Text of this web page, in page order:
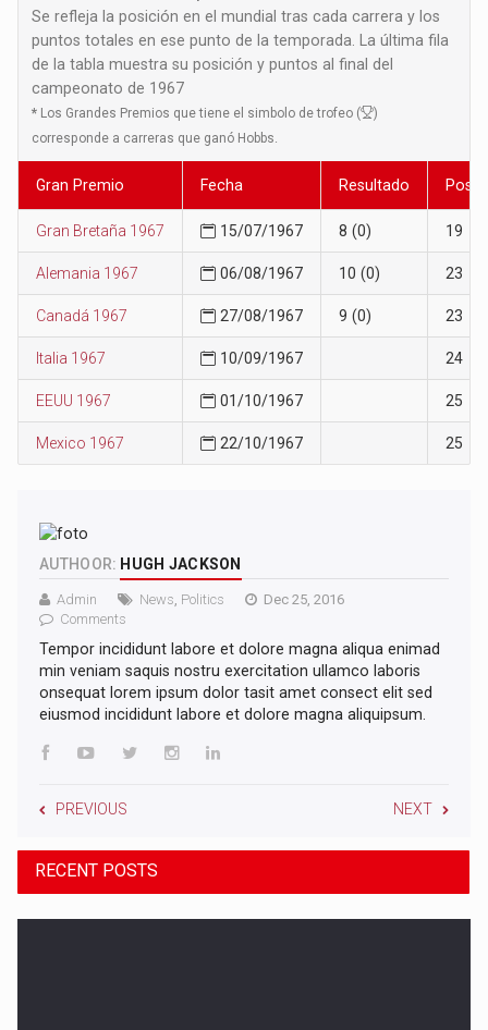
Se refleja la posición en el mundial tras cada carrera y los
puntos totales en ese punto de la temporada. La última fila
de la tabla muestra su posición y puntos al final del
campeonato de 1967
* Los Grandes Premios que tiene el simbolo de trofeo (
)
corresponde a carreras que ganó Hobbs.
Gran Premio Fecha Resultado
Gran Bretaña 1967 15/07/1967 8 (0) 19
Alemania 1967 06/08/1967 10 (0) 23
Canadá 1967 27/08/1967 9 (0) 23
Italia 1967 10/09/1967 24
EEUU 1967 01/10/1967 25
Mexico 1967 22/10/1967 25
AUTHOOR: HUGH JACKSON
Admin News Politics
Dec 25, 2016
Comments
Tempor incididunt labore et dolore magna aliqua enimad
min veniam saquis nostru exercitation ullamco laboris
onsequat lorem ipsum dolor tasit amet consect elit sed
eiusmod incididunt labore et dolore magna aliquipsum.
PREVIOUS NEXT
RECENT POSTS